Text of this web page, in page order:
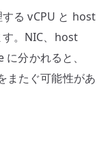
る vCPU と host
。NIC、host
分かれると、
たぐ可能性があ